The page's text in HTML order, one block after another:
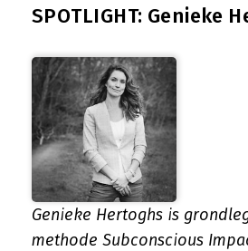
SPOTLIGHT: Genieke
Genieke Hertoghs is
methode Subconscious